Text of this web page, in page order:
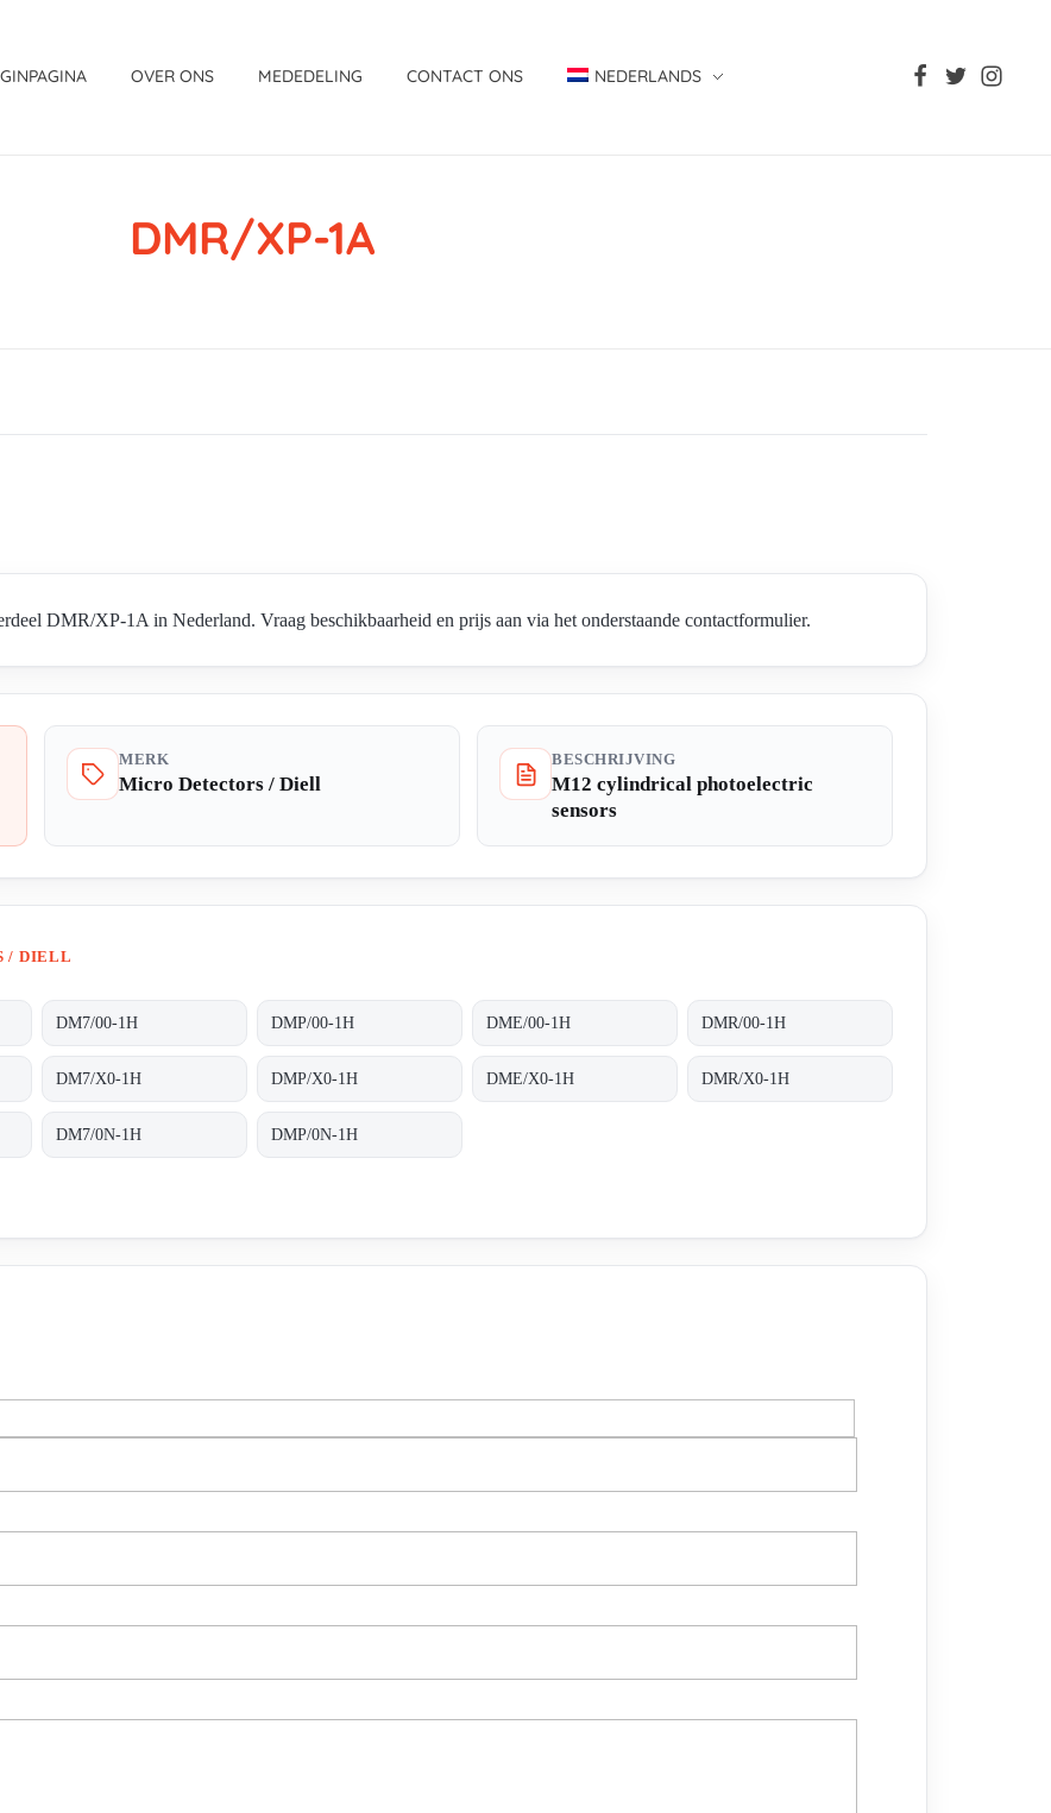
OVER ONS MEDEDELING CONTACT ONS NEDERLANDS
DMR/XP-1A
DMR/XP-1A in Nederland. Vraag beschikbaarheid en prijs aan via het onderstaande contactformulier.
MERK
Micro Detectors / Diell
BESCHRIJVING
M12 cylindrical photoelectric
sensors
/ DIELL
DM7/00-1H DMP/00-1H DME/00-1H DMR/00-1H
DM7/X0-1H DMP/X0-1H DME/X0-1H DMR/X0-1H
DM7/0N-1H DMP/0N-1H